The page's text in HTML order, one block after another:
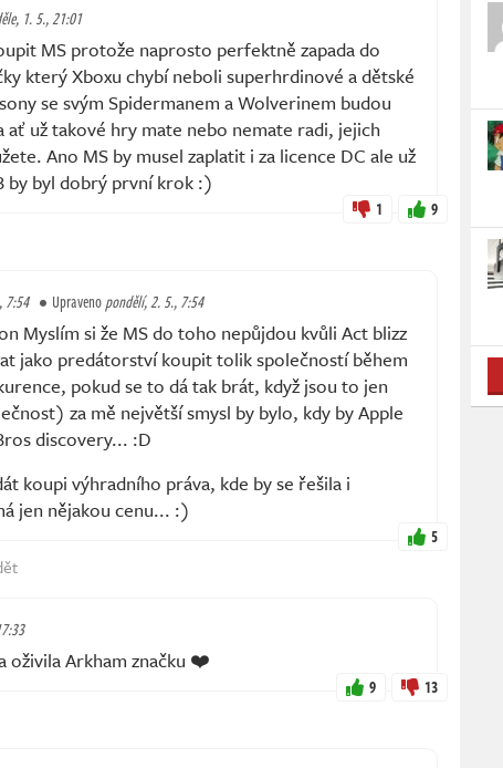
1. 5., 21:01
MS protože naprosto perfektně zapada do
který Xboxu chybí neboli superhrdinové a dětské
se svým Spidermanem a Wolverinem budou
už takové hry mate nebo nemate radi, jejich
Ano MS by musel zaplatit i za licence DC ale už
by byl dobrý první krok :)
1 9
7:54 Upravenopondělí, 2. 5., 7:54
Myslím si že MS do toho nepůjdou kvůli Act blizz
jako predátorství koupit tolik společností během
pokud se to dá tak brát, když jsou to jen
za mě největší smysl by bylo, kdy by Apple
discovery... :D
koupi výhradního práva, kde by se řešila i
jen nějakou cenu... :)
5
oživila Arkham značku ❤️
9 13